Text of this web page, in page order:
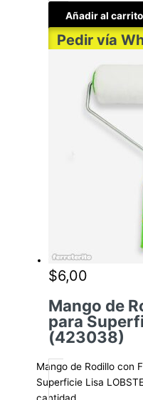
Añadir al carrito
Pedir vía
$6,00
Mango de
para
(423038)
-
Mango de Rodillo con
Superficie Lisa
cantidad